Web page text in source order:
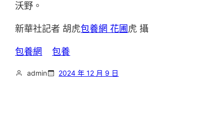
沃野。
新華社記者 胡虎包養網 花圃虎 攝
包養網 包養
admin 2024 年 12 月 9 日